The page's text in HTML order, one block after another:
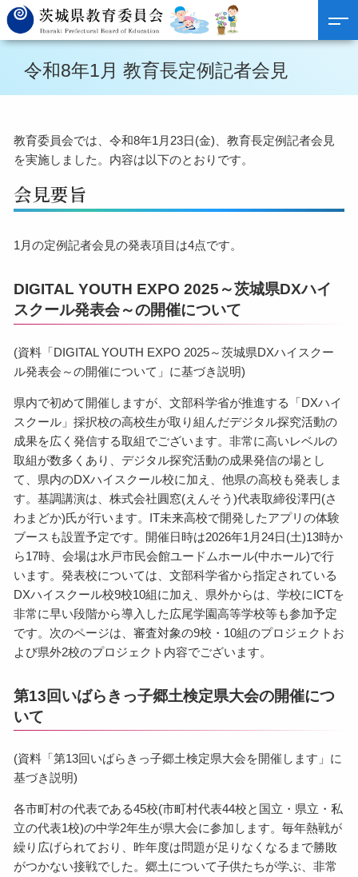
令和8年1月 教育長定例記者会見
教育委員会では、令和8年1月23日(金)、教育長定例記者会見
を実施しました。内容は以下のとおりです。
会見要旨
1月の定例記者会見の発表項目は4点です。
DIGITAL YOUTH EXPO 2025～茨城県DXハイ
スクール発表会～の開催について
(資料「DIGITAL YOUTH EXPO 2025～茨城県DXハイスクー
ル発表会～の開催について」に基づき説明)
県内で初めて開催しますが、文部科学省が推進する「DXハイ
スクール」採択校の高校生が取り組んだデジタル探究活動の
成果を広く発信する取組でございます。非常に高いレベルの
取組が数多くあり、デジタル探究活動の成果発信の場とし
て、県内のDXハイスクール校に加え、他県の高校も発表しま
す。基調講演は、株式会社圓窓(えんそう)代表取締役澤円(さ
わまどか)氏が行います。IT未来高校で開発したアプリの体験
ブースも設置予定です。開催日時は2026年1月24日(土)13時か
ら17時、会場は水戸市民会館ユードムホール(中ホール)で行
います。発表校については、文部科学省から指定されている
DXハイスクール校9校10組に加え、県外からは、学校にICTを
非常に早い段階から導入した広尾学園高等学校等も参加予定
です。次のページは、審査対象の9校・10組のプロジェクトお
よび県外2校のプロジェクト内容でございます。
第13回いばらきっ子郷土検定県大会の開催につ
いて
(資料「第13回いばらきっ子郷土検定県大会を開催します」に
基づき説明)
各市町村の代表である45校(市町村代表44校と国立・県立・私
立の代表1校)の中学2年生が県大会に参加します。毎年熱戦が
繰り広げられており、昨年度は問題が足りなくなるまで勝敗
がつかない接戦でした。郷土について子供たちが学ぶ、非常